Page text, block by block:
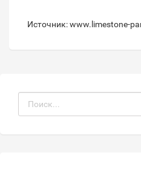
Источник: www.limestone-